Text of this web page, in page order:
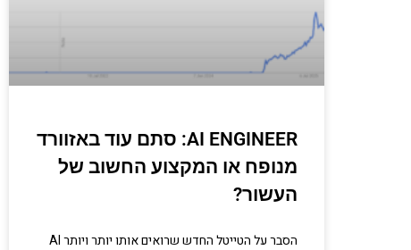
AI ENGINEER: סתם עוד באזוורד
מנופח או המקצוע החשוב של
העשור?
הסבר על הטייטל החדש שרואים אותו יותר ויותר AI